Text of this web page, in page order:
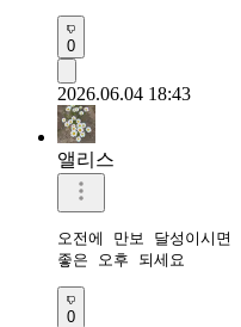
0
2026.06.04 18:43
앨리스
오전에 만보 달성이시
좋은 오후 되세요
0